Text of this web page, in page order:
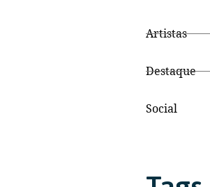
Artistas
Destaque
Social